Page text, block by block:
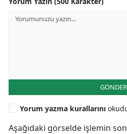
GÖNDER
Yorum yazma kurallarını
Aşağıdaki görselde işlemin